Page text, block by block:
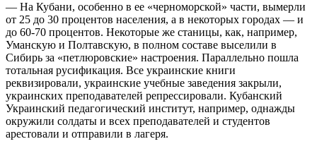
— На Кубани, особенно в ее «черноморской» части, вымерли
от 25 до 30 процентов населения, а в некоторых городах — и
до 60-70 процентов. Некоторые же станицы, как, например,
Уманскую и Полтавскую, в полном составе выселили в
Сибирь за «петлюровские» настроения. Параллельно пошла
тотальная русификация. Все украинские книги
реквизировали, украинские учебные заведения закрыли,
украинских преподавателей репрессировали. Кубанский
Украинский педагогический институт, например, однажды
окружили солдаты и всех преподавателей и студентов
арестовали и отправили в лагеря.